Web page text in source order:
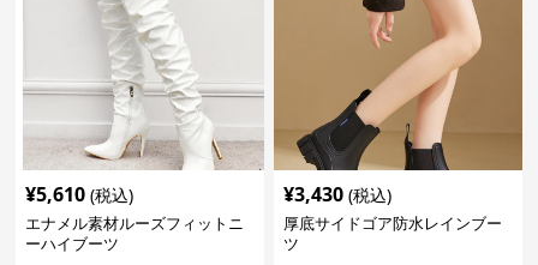
¥5,610 (税込)
エナメル素材ルーズフィットニ
ーハイブーツ
¥3,430 (税込)
厚底サイドゴア防水レインブー
ツ